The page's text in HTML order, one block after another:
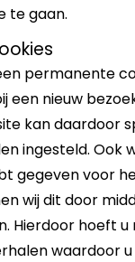
te gaan.
permanente
een nieuw
kan daardoor
ingesteld. Ook
gegeven voor
wij dit door
Hierdoor hoeft u
waardoor u